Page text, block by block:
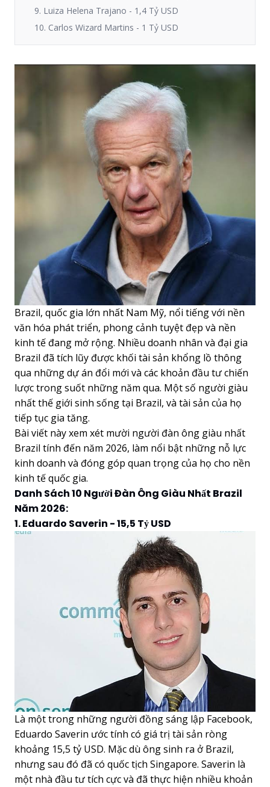
9. Luiza Helena Trajano - 1,4 Tỷ USD
10. Carlos Wizard Martins - 1 Tỷ USD
Brazil, quốc gia lớn nhất Nam Mỹ, nổi tiếng với nền
văn hóa phát triển, phong cảnh tuyệt đẹp và nền
kinh tế đang mở rộng. Nhiều doanh nhân và đại gia
Brazil đã tích lũy được khối tài sản khổng lồ thông
qua những dự án đổi mới và các khoản đầu tư chiến
lược trong suốt những năm qua. Một số người giàu
nhất thế giới sinh sống tại Brazil, và tài sản của họ
tiếp tục gia tăng.
Bài viết này xem xét mười người đàn ông giàu nhất
Brazil tính đến năm 2026, làm nổi bật những nỗ lực
kinh doanh và đóng góp quan trọng của họ cho nền
kinh tế quốc gia.
Danh Sách 10 Người Đàn Ông Giàu Nhất Brazil
Năm 2026:
1. Eduardo Saverin - 15,5 Tỷ USD
Là một trong những người đồng sáng lập Facebook,
Eduardo Saverin ước tính có giá trị tài sản ròng
khoảng 15,5 tỷ USD. Mặc dù ông sinh ra ở Brazil,
nhưng sau đó đã có quốc tịch Singapore. Saverin là
một nhà đầu tư tích cực và đã thực hiện nhiều khoản